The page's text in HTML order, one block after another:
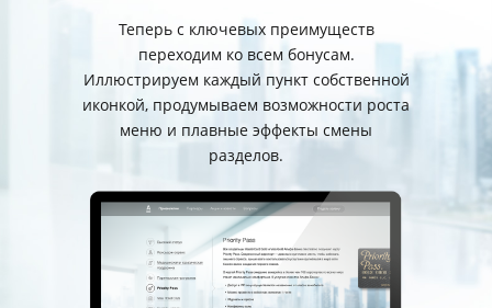
Теперь с ключевых преимуществ
переходим ко всем бонусам.
Иллюстрируем каждый пункт собственной
иконкой, продумываем возможности роста
меню и плавные эффекты смены
разделов.